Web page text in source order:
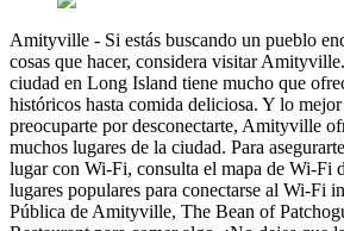
Amityville - Si estás buscando un pueblo
cosas que hacer, considera visitar
ciudad en Long Island tiene mucho que
históricos hasta comida deliciosa. Y lo
preocuparte por desconectarte, Amityville
muchos lugares de la ciudad. Para
lugar con Wi-Fi, consulta el mapa de Wi-Fi
lugares populares para conectarse al Wi-Fi
Pública de Amityville, The Bean of